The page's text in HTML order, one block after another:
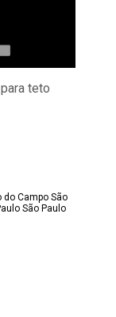
teto
do Campo São
São Paulo